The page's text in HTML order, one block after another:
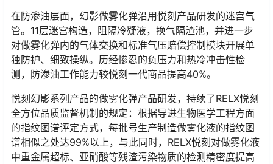
在防渗油层面，幻影做雾化弹沿用悦刻产品研发的迷宫气
管。11层迷宫构造，阻隔冷疑液，换气隔渣池，并进一步
对做雾化弹内的气体交换和标准气压赔偿控制模块开展单
独防护、细致操纵。历经惨忍的负压力和热冷冲击性检
测，防渗油工作能力较悦刻一代商品提高40%。
悦刻幻影系列产品的做雾化弹产品研发，持续了RELX悦刻
全方位品质监督机制的规定：根据导进生物医学工程方面
的指纹图谱评定方式，每批号生产制造做雾化液的指纹图
谱相似之处达99%以上，与此同时，RELX悦刻对做雾化液
中重金属超标、亚硝酸等残渣污染物质的检测精密度提高